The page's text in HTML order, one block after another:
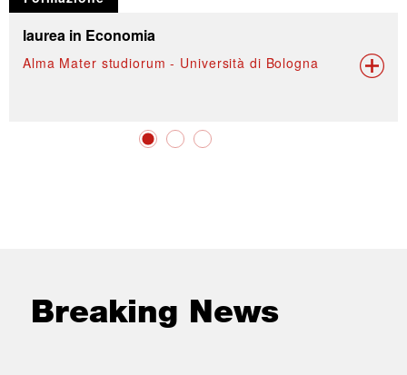
laurea in Economia
Alma Mater studiorum - Università di Bologna
Breaking News